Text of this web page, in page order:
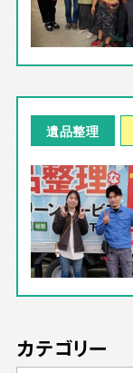
遺品整理
カテゴリー